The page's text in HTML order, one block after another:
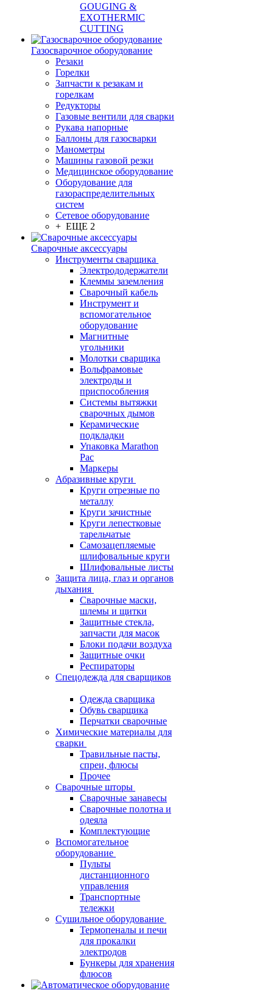
GOUGING &
EXOTHERMIC
CUTTING
Газосварочное оборудование
Резаки
Горелки
Запчасти к резакам и
горелкам
Редукторы
Газовые вентили для сварки
Рукава напорные
Баллоны для газосварки
Манометры
Машины газовой резки
Медицинское оборудование
Оборудование для
газораспределительных
систем
Сетевое оборудование
+ ЕЩЕ 2
Сварочные аксессуары
Инструменты сварщика
Электрододержатели
Клеммы заземления
Сварочный кабель
Инструмент и
вспомогательное
оборудование
Магнитные
угольники
Молотки сварщика
Вольфрамовые
электроды и
приспособления
Системы вытяжки
сварочных дымов
Керамические
подкладки
Упаковка Marathon
Pac
Маркеры
Абразивные круги
Круги отрезные по
металлу
Круги зачистные
Круги лепестковые
тарельчатые
Самозацепляемые
шлифовальные круги
Шлифовальные листы
Защита лица, глаз и органов
дыхания
Сварочные маски,
шлемы и щитки
Защитные стекла,
запчасти для масок
Блоки подачи воздуха
Защитные очки
Респираторы
Спецодежда для сварщиков
Одежда сварщика
Обувь сварщика
Перчатки сварочные
Химические материалы для
сварки
Травильные пасты,
спреи, флюсы
Прочее
Сварочные шторы
Сварочные занавесы
Сварочные полотна и
одеяла
Комплектующие
Вспомогательное
оборудование
Пульты
дистанционного
управления
Транспортные
тележки
Сушильное оборудование
Термопеналы и печи
для прокалки
электродов
Бункеры для хранения
флюсов